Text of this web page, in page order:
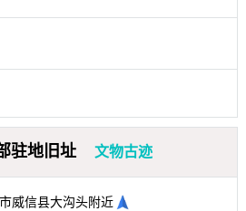
驻地旧址 文物古迹
威信县大沟头附近